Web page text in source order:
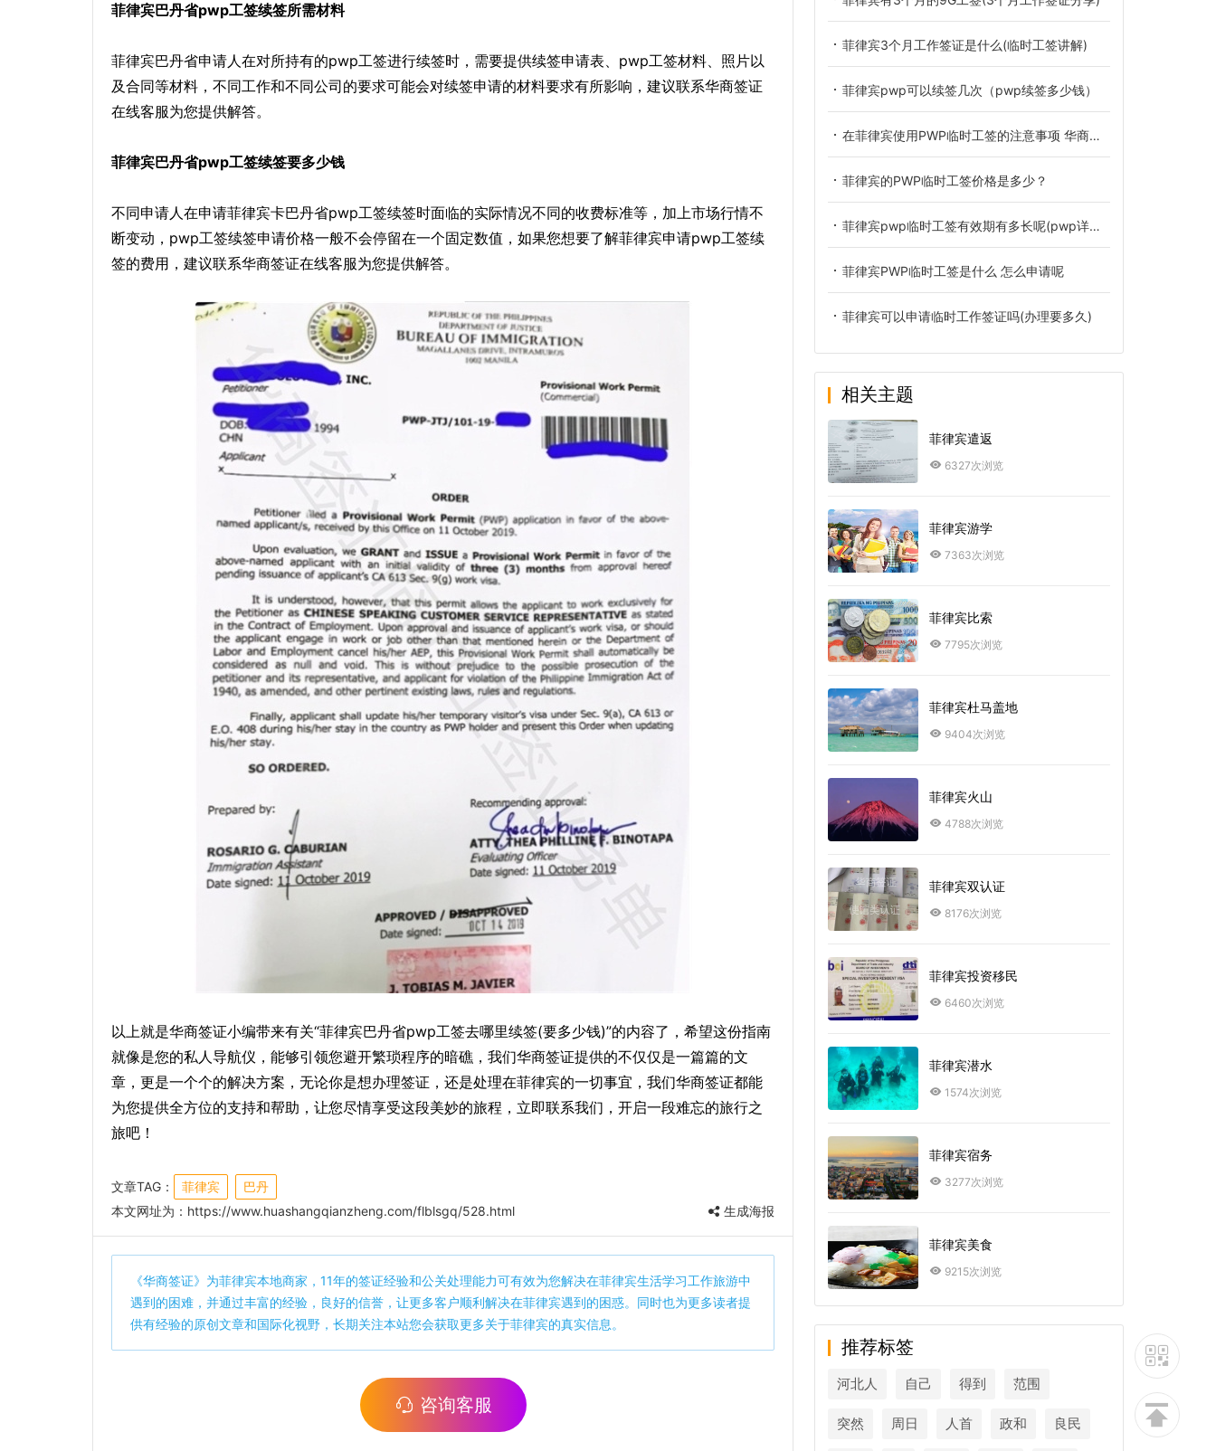
菲律宾巴丹省pwp工签续签所需材料
菲律宾巴丹省申请人在对所持有的pwp工签进行续签时，需要提供续签申请表、pwp工签材料、照片以
及合同等材料，不同工作和不同公司的要求可能会对续签申请的材料要求有所影响，建议联系华商签证
在线客服为您提供解答。
菲律宾巴丹省pwp工签续签要多少钱
不同申请人在申请菲律宾卡巴丹省pwp工签续签时面临的实际情况不同的收费标准等，加上市场行情不
断变动，pwp工签续签申请价格一般不会停留在一个固定数值，如果您想要了解菲律宾申请pwp工签续
签的费用，建议联系华商签证在线客服为您提供解答。
以上就是华商签证小编带来有关“菲律宾巴丹省pwp工签去哪里续签(要多少钱)”的内容了，希望这份指南
就像是您的私人导航仪，能够引领您避开繁琐程序的暗礁，我们华商签证提供的不仅仅是一篇篇的文
章，更是一个个的解决方案，无论你是想办理签证，还是处理在菲律宾的一切事宜，我们华商签证都能
为您提供全方位的支持和帮助，让您尽情享受这段美妙的旅程，立即联系我们，开启一段难忘的旅行之
旅吧！
文章TAG： 菲律宾
巴丹
本文网址为： https://www.huashangqianzheng.com/flblsgq/528.html 生成海报
《华商签证》为菲律宾本地商家，11年的签证经验和公关处理能力可有效为您解决在菲律宾生活学习工作旅游中
遇到的困难，并通过丰富的经验，良好的信誉，让更多客户顺利解决在菲律宾遇到的困惑。同时也为更多读者提
供有经验的原创文章和国际化视野，长期关注本站您会获取更多关于菲律宾的真实信息。
咨询客服
菲律宾3个月工作签证是什么(临时工签讲解)
菲律宾pwp可以续签几次（pwp续签多少钱）
​在菲律宾使用PWP临时工签的注意事项 华商在线解答
菲律宾的PWP临时工签价格是多少？
菲律宾pwp临时工签有效期有多长呢(pwp详细介绍)
菲律宾PWP临时工签是什么 怎么申请呢
菲律宾可以申请临时工作签证吗(办理要多久)
相关主题
菲律宾遣返
6327次浏览
菲律宾游学
7363次浏览
菲律宾比索
7795次浏览
菲律宾杜马盖地
9404次浏览
菲律宾火山
4788次浏览
菲律宾双认证
8176次浏览
菲律宾投资移民
6460次浏览
菲律宾潜水
1574次浏览
菲律宾宿务
3277次浏览
菲律宾美食
9215次浏览
推荐标签
河北人 自己 得到 范围
突然 周日 人首 政和 良民